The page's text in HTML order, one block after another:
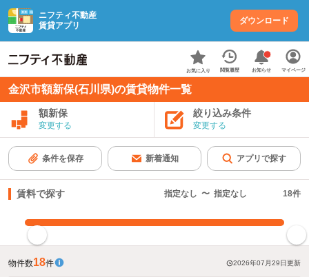
ニフティ不動産
賃貸アプリ
ダウンロード
お気に入り 閲覧履歴 お知らせ マイページ
金沢市額新保(石川県)の賃貸物件一覧
額新保
変更する
絞り込み条件
変更する
条件を保存 新着通知 アプリで探す
賃料で探す 指定なし 〜 指定なし 18件
物件数18件 2026年07月29日更新